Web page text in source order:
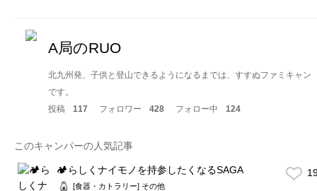
A局のRUO
北九州発、子供と登山できるようになるまでは、すすぬファミキャン
です。
投稿
117 フォロワー 428 フォロー中 124
このキャンパーの人気記事
🏕らしくナイモノを持参したくなるSAGA
[食器・カトラリー] その他